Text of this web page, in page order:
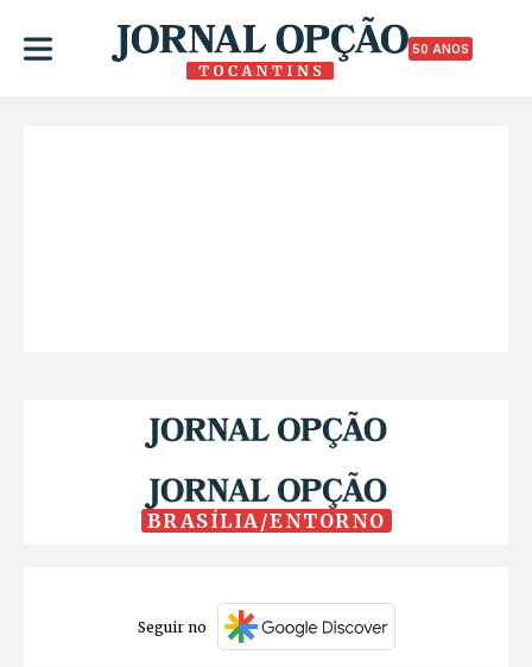
50 ANOS
BRASÍLIA/ENTORNO
Seguir no